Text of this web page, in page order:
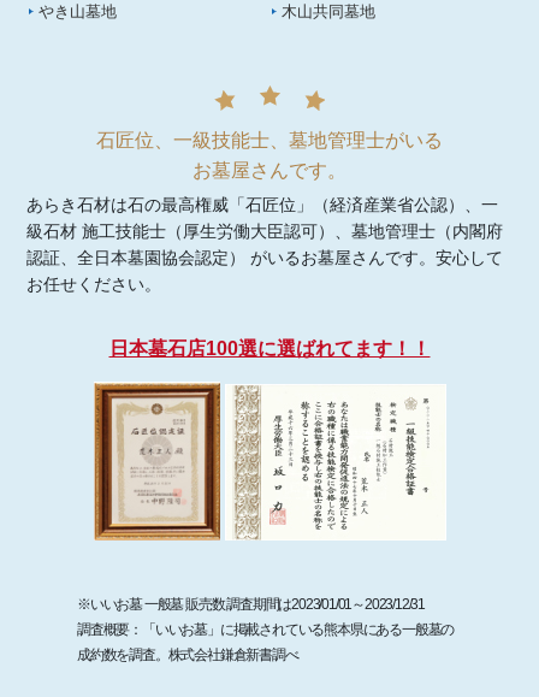
やき山墓地 木山共同墓地
石匠位、一級技能士、墓地管理士がいる
お墓屋さんです。
あらき石材は石の最高権威「石匠位」（経済産業省公認）、一
級石材 施工技能士（厚生労働大臣認可）、墓地管理士（内閣府
認証、全日本墓園協会認定） がいるお墓屋さんです。安心して
お任せください。
日本墓石店100選に選ばれてます！！
※いいお墓 一般墓 販売数 調査期間は2023/01/01～2023/12/31
調査概要：「いいお墓」に掲載されている熊本県にある一般墓の
成約数を調査。株式会社鎌倉新書調べ